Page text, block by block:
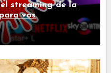
streaming de la
vos